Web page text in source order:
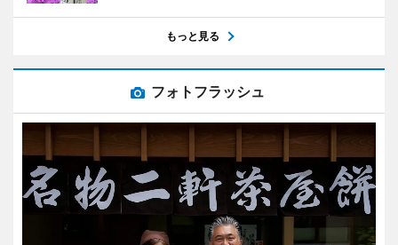
もっと見る
フォトフラッシュ